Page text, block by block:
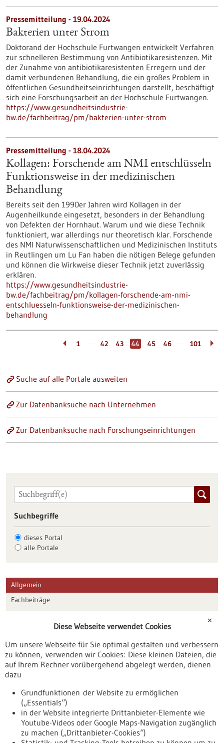
Pressemitteilung - 19.04.2024
Bakterien unter Strom
Doktorand der Hochschule Furtwangen entwickelt Verfahren
zur schnelleren Bestimmung von Antibiotikaresistenzen. Mit
der Zunahme von antibiotikaresistenten Erregern und der
damit verbundenen Behandlung, die ein großes Problem in
öffentlichen Gesundheitseinrichtungen darstellt, beschäftigt
sich eine Forschungsarbeit an der Hochschule Furtwangen.
https://www.gesundheitsindustrie-
bw.de/fachbeitrag/pm/bakterien-unter-strom
Pressemitteilung - 18.04.2024
Kollagen: Forschende am NMI entschlüsseln
Funktionsweise in der medizinischen
Behandlung
Bereits seit den 1990er Jahren wird Kollagen in der
Augenheilkunde eingesetzt, besonders in der Behandlung
von Defekten der Hornhaut. Warum und wie diese Technik
funktioniert, war allerdings nur theoretisch klar. Forschende
des NMI Naturwissenschaftlichen und Medizinischen Instituts
in Reutlingen um Lu Fan haben die nötigen Belege gefunden
und können die Wirkweise dieser Technik jetzt zuverlässig
erklären.
https://www.gesundheitsindustrie-
bw.de/fachbeitrag/pm/kollagen-forschende-am-nmi-
entschluesseln-funktionsweise-der-medizinischen-
behandlung
1 … 42 43 44 45 46 … 101
Suche auf alle Portale ausweiten
Zur Datenbanksuche nach Unternehmen
Zur Datenbanksuche nach Forschungseinrichtungen
Suchbegriffe
dieses Portal
alle Portale
Allgemein
Fachbeiträge
Veranstaltungen
Erscheinungsdatum
✕
Diese Webseite verwendet Cookies
Um unsere Webseite für Sie optimal gestalten und verbessern
zu können, verwenden wir Cookies: Diese kleinen Dateien, die
auf Ihrem Rechner vorübergehend abgelegt werden, dienen
dazu
Grundfunktionen der Website zu ermöglichen
(„Essentials“)
in der Website integrierte Drittanbieter-Elemente wie
Youtube-Videos oder Google Maps-Navigation zugänglich
zu machen („Drittanbieter-Cookies“)